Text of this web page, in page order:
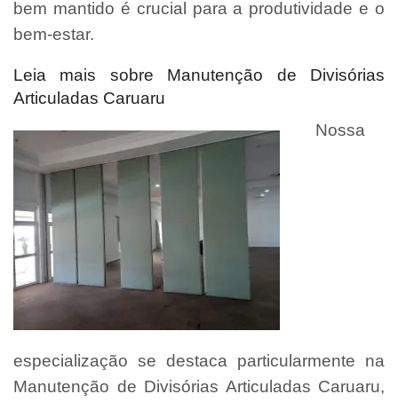
bem mantido é crucial para a produtividade e o
bem-estar.
Leia mais sobre Manutenção de Divisórias
Articuladas Caruaru
Nossa
especialização se destaca particularmente na
Manutenção de Divisórias Articuladas Caruaru,